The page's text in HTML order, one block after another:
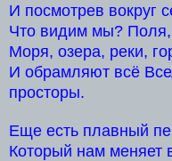
И посмотрев вокруг
Что видим мы?
Моря, озера, реки,
И обрамляют всё
Еще есть плавный
Который нам меняет